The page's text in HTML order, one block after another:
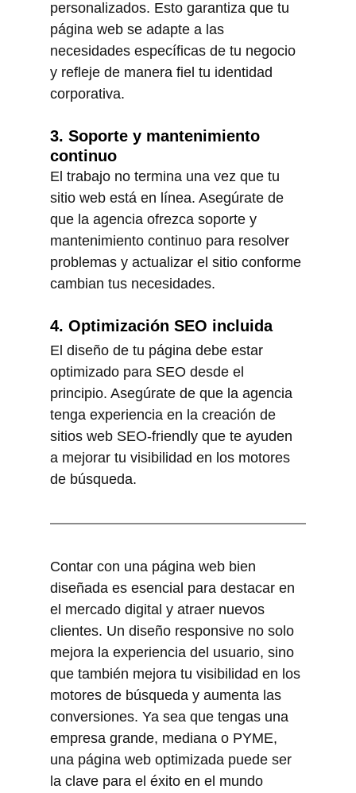
personalizados. Esto garantiza que tu
página web se adapte a las
necesidades específicas de tu negocio
y refleje de manera fiel tu identidad
corporativa.
3. Soporte y mantenimiento
continuo
El trabajo no termina una vez que tu
sitio web está en línea. Asegúrate de
que la agencia ofrezca soporte y
mantenimiento continuo para resolver
problemas y actualizar el sitio conforme
cambian tus necesidades.
4. Optimización SEO incluida
El diseño de tu página debe estar
optimizado para SEO desde el
principio. Asegúrate de que la agencia
tenga experiencia en la creación de
sitios web SEO-friendly que te ayuden
a mejorar tu visibilidad en los motores
de búsqueda.
Contar con una página web bien
diseñada es esencial para destacar en
el mercado digital y atraer nuevos
clientes. Un diseño responsive no solo
mejora la experiencia del usuario, sino
que también mejora tu visibilidad en los
motores de búsqueda y aumenta las
conversiones. Ya sea que tengas una
empresa grande, mediana o PYME,
una página web optimizada puede ser
la clave para el éxito en el mundo